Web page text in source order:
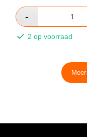
2 op voorraad